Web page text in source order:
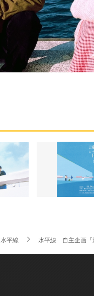
水平線 水平線 自主企画『